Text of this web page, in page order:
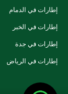
إطارات في الدمام
إطارات في الخبر
إطارات في جدة
إطارات في الرياض